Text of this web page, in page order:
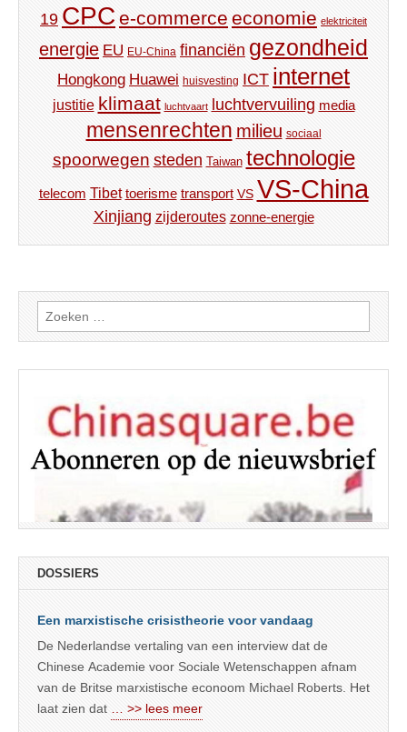
19 CPC e-commerce economie elektriciteit
energie EU EU-China financiën gezondheid
Hongkong Huawei huisvesting ICT internet
justitie klimaat luchtvaart luchtvervuiling media
mensenrechten milieu sociaal
spoorwegen steden Taiwan technologie
telecom Tibet toerisme transport VS VS-China
Xinjiang zijderoutes zonne-energie
Zoeken
naar:
DOSSIERS
Een marxistische crisistheorie voor vandaag
De Nederlandse vertaling van een interview dat de
Chinese Academie voor Sociale Wetenschappen afnam
van de Britse marxistische econoom Michael Roberts. Het
laat zien dat … >> lees meer